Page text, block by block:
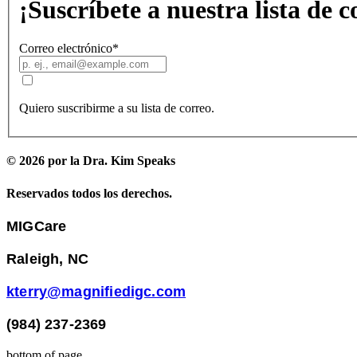
¡Suscríbete a nuestra lista de
Correo electrónico*
Quiero suscribirme a su lista de correo.
© 2026 por la Dra. Kim Speaks
Reservados todos los derechos.
MIGCare
Raleigh, NC
kterry@magnifiedigc.com
(984) 237-2369